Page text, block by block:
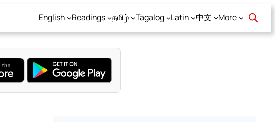
English Readings தமிழ் Tagalog Latin 中文 More